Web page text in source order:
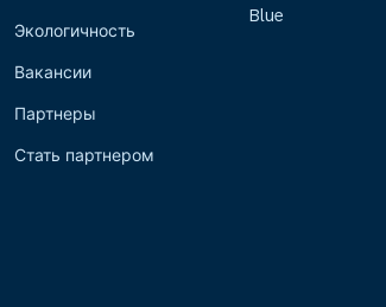
Экологичность
Вакансии
Партнеры
Стать партнером
Blue